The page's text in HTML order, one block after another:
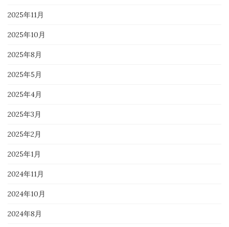
2025年11月
2025年10月
2025年8月
2025年5月
2025年4月
2025年3月
2025年2月
2025年1月
2024年11月
2024年10月
2024年8月